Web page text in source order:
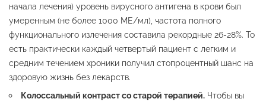
начала лечения) уровень вирусного антигена в крови был
умеренным (не более 1000 МЕ/мл), частота полного
функционального излечения составила рекордные 26-28%. То
есть практически каждый четвертый пациент с легким и
средним течением хроники получил стопроцентный шанс на
здоровую жизнь без лекарств.
Колоссальный контраст со старой терапией. Чтобы вы